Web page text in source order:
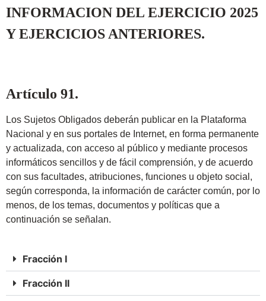
INFORMACION DEL EJERCICIO 2025
Y EJERCICIOS ANTERIORES.
Artículo 91.
Los Sujetos Obligados deberán publicar en la Plataforma
Nacional y en sus portales de Internet, en forma permanente
y actualizada, con acceso al público y mediante procesos
informáticos sencillos y de fácil comprensión, y de acuerdo
con sus facultades, atribuciones, funciones u objeto social,
según corresponda, la información de carácter común, por lo
menos, de los temas, documentos y políticas que a
continuación se señalan.
Fracción I
Fracción II